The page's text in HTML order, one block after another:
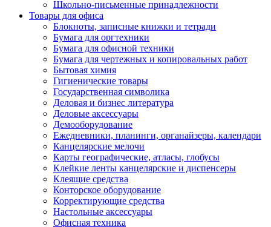
Школьно-письменные принадлежности
Товары для офиса
Блокноты, записные книжки и тетради
Бумага для оргтехники
Бумага для офисной техники
Бумага для чертежных и копировальных работ
Бытовая химия
Гигиенические товары
Государственная символика
Деловая и бизнес литература
Деловые аксессуары
Демооборудование
Ежедневники, планинги, органайзеры, календари
Канцелярские мелочи
Карты географические, атласы, глобусы
Клейкие ленты канцелярские и диспенсеры
Клеящие средства
Конторское оборудование
Корректирующие средства
Настольные аксессуары
Офисная техника